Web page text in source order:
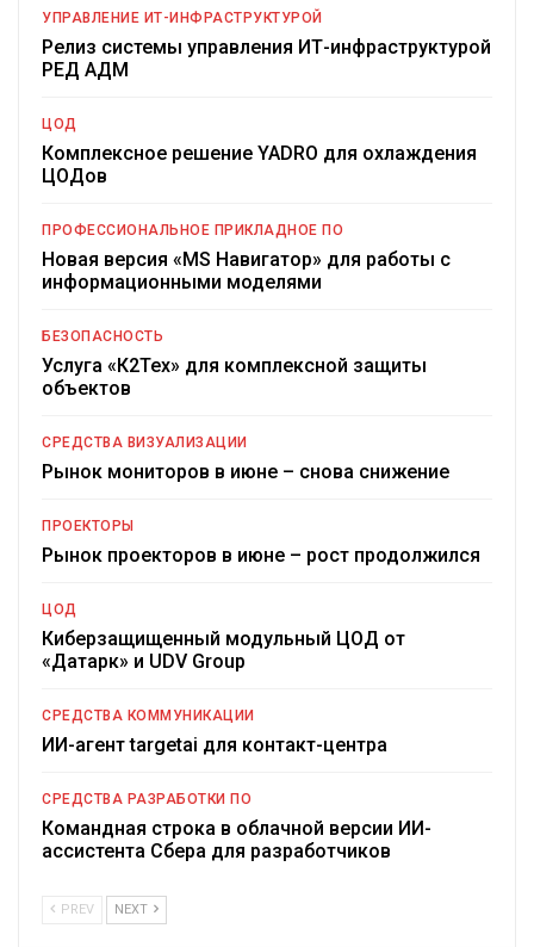
УПРАВЛЕНИЕ ИТ-ИНФРАСТРУКТУРОЙ
Релиз системы управления ИТ-инфраструктурой
РЕД АДМ
ЦОД
Комплексное решение YADRO для охлаждения
ЦОДов
ПРОФЕССИОНАЛЬНОЕ ПРИКЛАДНОЕ ПО
Новая версия «MS Навигатор» для работы с
информационными моделями
БЕЗОПАСНОСТЬ
Услуга «К2Тех» для комплексной защиты
объектов
СРЕДСТВА ВИЗУАЛИЗАЦИИ
Рынок мониторов в июне – снова снижение
ПРОЕКТОРЫ
Рынок проекторов в июне – рост продолжился
ЦОД
Киберзащищенный модульный ЦОД от
«Датарк» и UDV Group
СРЕДСТВА КОММУНИКАЦИИ
ИИ-агент targetai для контакт-центра
СРЕДСТВА РАЗРАБОТКИ ПО
Командная строка в облачной версии ИИ-
ассистента Сбера для разработчиков
PREV NEXT